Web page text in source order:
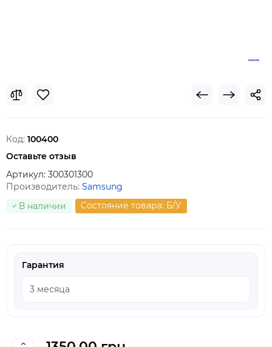
Код: 100400
Оставьте отзыв
Артикул: 300301300
Производитель: Samsung
В наличии
Состояние товара: Б/У
Гарантия